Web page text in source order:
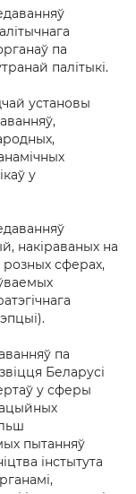
па
палітыкі.
установы
у
накіраваных на
розных сферах,
па
Беларусі
у сферы
пытанняў
інстытута